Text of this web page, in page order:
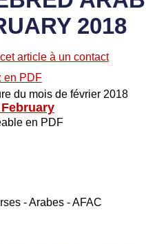
2018
February
en PDF
-Arabes-AFAC